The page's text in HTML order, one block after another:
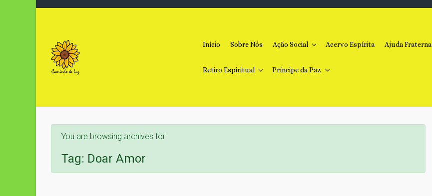
Início Sobre Nós Ação Social Acervo Espírita Ajuda Fraterna
Retiro Espiritual Príncipe da Paz
You are browsing archives for
Tag: Doar Amor